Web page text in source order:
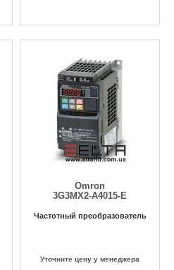
Omron
3G3MX2-A4015-E
Частотный преобразователь
Уточните цену у менеджера